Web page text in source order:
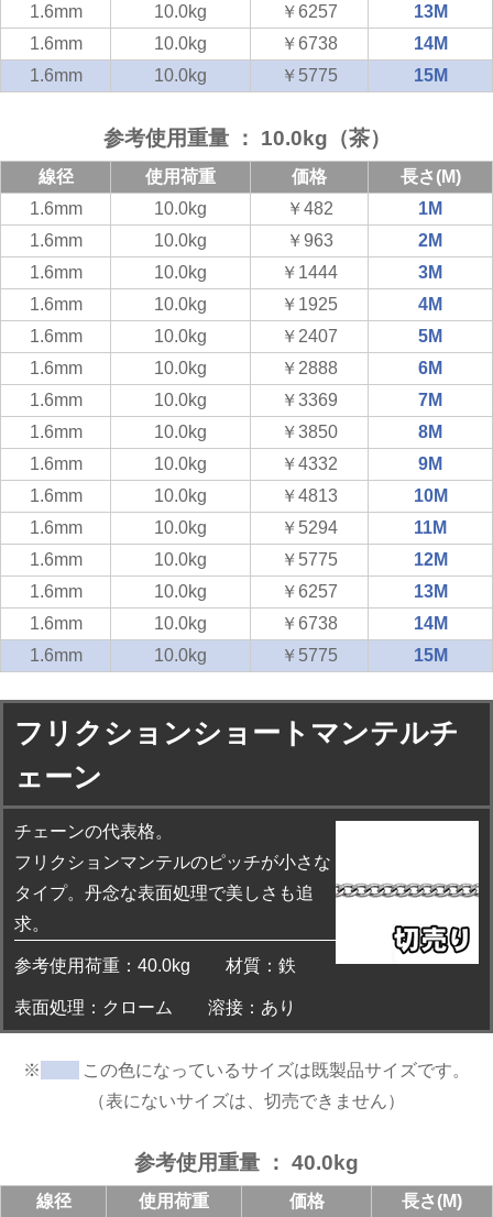
1.6mm
10.0kg ￥6257
13M
1.6mm
10.0kg ￥6738
14M
1.6mm
10.0kg ￥5775 15M
参考使用重量 ： 10.0kg（茶）
線径 使用荷重 価格
長さ(M)
1.6mm
10.0kg ￥482
1M
1.6mm
10.0kg ￥963
2M
1.6mm
10.0kg ￥1444
3M
1.6mm
10.0kg ￥1925
4M
1.6mm
10.0kg ￥2407
5M
1.6mm
10.0kg ￥2888
6M
1.6mm
10.0kg ￥3369
7M
1.6mm
10.0kg ￥3850
8M
1.6mm
10.0kg ￥4332
9M
1.6mm
10.0kg ￥4813
10M
1.6mm
10.0kg ￥5294
11M
1.6mm
10.0kg ￥5775
12M
1.6mm
10.0kg ￥6257
13M
1.6mm
10.0kg ￥6738
14M
1.6mm
10.0kg ￥5775 15M
フリクションショートマンテルチ
ェーン
チェーンの代表格。
フリクションマンテルのピッチが小さな
タイプ。丹念な表面処理で美しさも追
求。
参考使用荷重：40.0kg 材質：鉄
表面処理：クローム 溶接：あり
※
この色になっているサイズは既製品サイズです。
（表にないサイズは、切売できません）
参考使用重量 ： 40.0kg
線径 使用荷重 価格 長さ(M)